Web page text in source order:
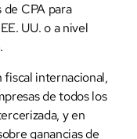
CPA para
UU. o a nivel
fiscal internacional,
de todos los
y en
ganancias de